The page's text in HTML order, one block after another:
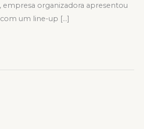
empresa organizadora apresentou
um line-up […]